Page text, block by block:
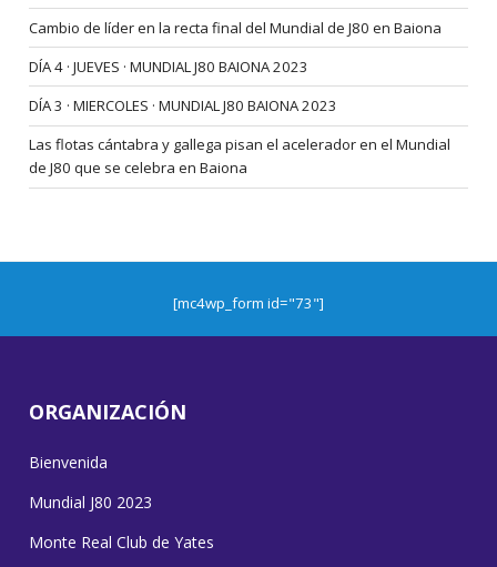
Cambio de líder en la recta final del Mundial de J80 en Baiona
DÍA 4 · JUEVES · MUNDIAL J80 BAIONA 2023
DÍA 3 · MIERCOLES · MUNDIAL J80 BAIONA 2023
Las flotas cántabra y gallega pisan el acelerador en el Mundial
de J80 que se celebra en Baiona
[mc4wp_form id="73"]
ORGANIZACIÓN
Bienvenida
Mundial J80 2023
Monte Real Club de Yates